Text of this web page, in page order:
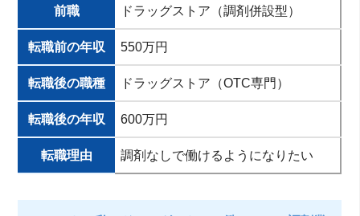
前職 ドラッグストア（調剤併設型）
転職前の年収 550万円
転職後の職種 ドラッグストア（OTC専門）
転職後の年収 600万円
転職理由 調剤なしで働けるようになりたい